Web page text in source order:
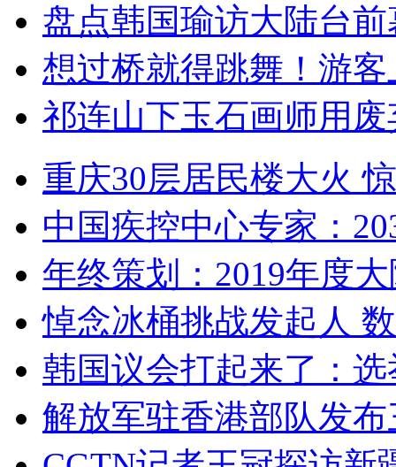
盘点韩国瑜访大陆台
想过桥就得跳舞！游客
祁连山下玉石画师用
重庆30层居民楼大火
中国疾控中心专家：
年终策划：2019年度
悼念冰桶挑战发起人
韩国议会打起来了：
解放军驻香港部队发